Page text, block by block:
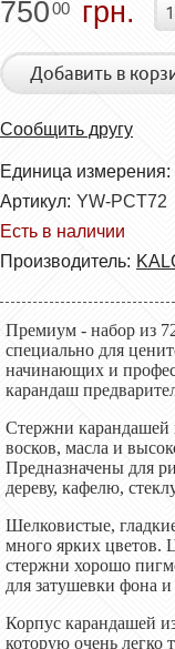
75000 грн.
Добавить в
Сообщить другу
Единица измерения:
Артикул: YW-PCT72
Есть в наличии
Производитель:
Премиум - набор из
специально для
начинающих и
карандаш
Стержни карандашей
восков, масла и
Предназначены для
дереву, кафелю,
Шелковистые,
много ярких цветов.
стержни хорошо
для затушевки фона и
Корпус карандашей
которую очень легко